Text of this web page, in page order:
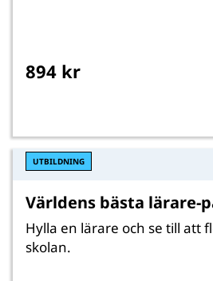
894 kr
UTBILDNING
Världens bästa lärare-
Hylla en lärare och se till att
skolan.